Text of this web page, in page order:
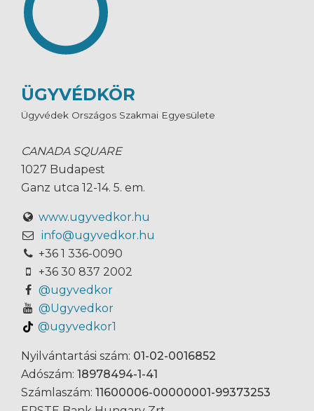
ÜGYVÉDKÖR
Ügyvédek Országos Szakmai Egyesülete
CANADA SQUARE
1027 Budapest
Ganz utca 12-14. 5. em.
www.ugyvedkor.hu
info@ugyvedkor.hu
+36 1 336-0090
+36 30 837 2002
@ugyvedkor
@Ugyvedkor
@ugyvedkor1
Nyilvántartási szám: 01-02-0016852
Adószám: 18978494-1-41
Számlaszám: 11600006-00000001-99373253